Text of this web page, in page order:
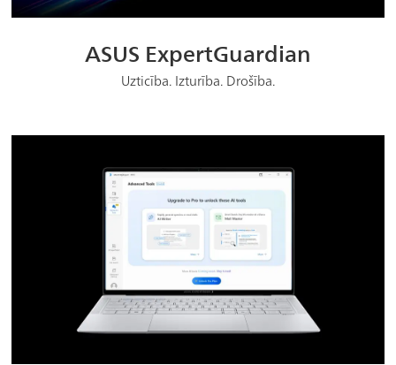
ASUS ExpertGuardian
Uzticība. Izturība. Drošība.